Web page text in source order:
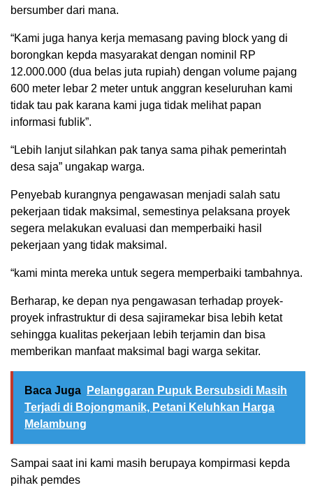
bersumber dari mana.
“Kami juga hanya kerja memasang paving block yang di
borongkan kepda masyarakat dengan nominil RP
12.000.000 (dua belas juta rupiah) dengan volume pajang
600 meter lebar 2 meter untuk anggran keseluruhan kami
tidak tau pak karana kami juga tidak melihat papan
informasi fublik”.
“Lebih lanjut silahkan pak tanya sama pihak pemerintah
desa saja” ungakap warga.
Penyebab kurangnya pengawasan menjadi salah satu
pekerjaan tidak maksimal, semestinya pelaksana proyek
segera melakukan evaluasi dan memperbaiki hasil
pekerjaan yang tidak maksimal.
“kami minta mereka untuk segera memperbaiki tambahnya.
Berharap, ke depan nya pengawasan terhadap proyek-
proyek infrastruktur di desa sajiramekar bisa lebih ketat
sehingga kualitas pekerjaan lebih terjamin dan bisa
memberikan manfaat maksimal bagi warga sekitar.
Baca Juga
Pelanggaran Pupuk Bersubsidi Masih
Terjadi di Bojongmanik, Petani Keluhkan Harga
Melambung
Sampai saat ini kami masih berupaya kompirmasi kepda
pihak pemdes